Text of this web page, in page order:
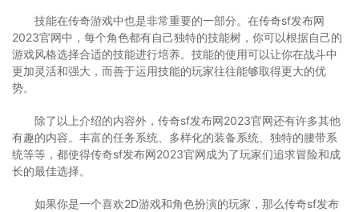
技能在传奇游戏中也是非常重要的一部分。在传奇sf发布网
2023官网中，每个角色都有自己独特的技能树，你可以根据自己的
游戏风格选择合适的技能进行培养。技能的使用可以让你在战斗中
更加灵活和强大，而善于运用技能的玩家往往能够取得更大的优
势。
除了以上介绍的内容外，传奇sf发布网2023官网还有许多其他
有趣的内容。丰富的任务系统、多样化的装备系统、独特的腰带系
统等等，都使得传奇sf发布网2023官网成为了玩家们追求冒险和成
长的最佳选择。
如果你是一个喜欢2D游戏和角色扮演的玩家，那么传奇sf发布